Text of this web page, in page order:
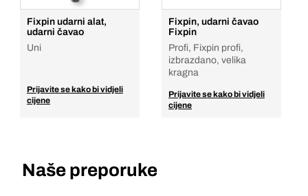
Fixpin udarni alat,
udarni čavao
Uni
Prijavite se kako bi vidjeli
cijene
Fixpin, udarni čavao
Fixpin
Profi, Fixpin profi,
izbrazdano, velika
kragna
Prijavite se kako bi vidjeli
cijene
Naše preporuke